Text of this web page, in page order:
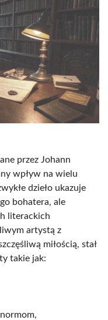
przez Johann
wpływ na wielu
dzieło ukazuje
bohatera, ale
literackich
artystą z
miłością, stał
takie jak: